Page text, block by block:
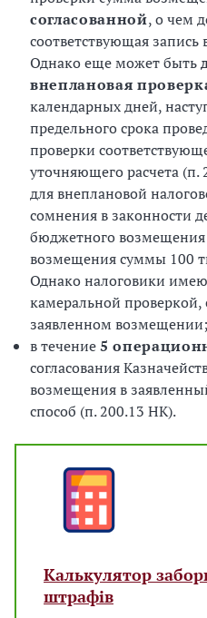
согласованной, о чем
соответствующая запись
Однако еще может быть
внеплановая
календарных дней,
предельного срока
проверки
уточняющего расчета
для внеплановой
сомнения в законности
бюджетного
возмещения суммы 100
Однако налоговики
камеральной проверкой,
заявленном возмещении;
в течение5
согласования
возмещения в
способ (п. 200.13 НК).
Калькулятор
штрафів